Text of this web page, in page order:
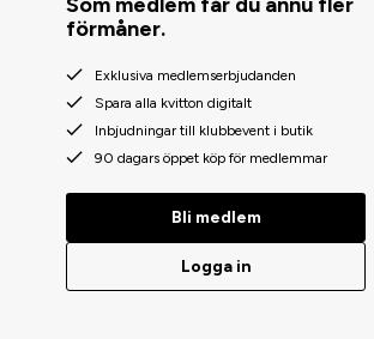
förmåner.
Exklusiva medlemserbjudanden
Spara alla kvitton digitalt
Inbjudningar till klubbevent i butik
90 dagars öppet köp för medlemmar
Bli medlem
Logga in